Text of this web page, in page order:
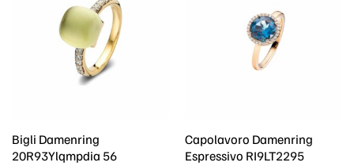
Bigli Damenring
20R93Ylqmpdia 56
Capolavoro Damenring
Espressivo RI9LT2295